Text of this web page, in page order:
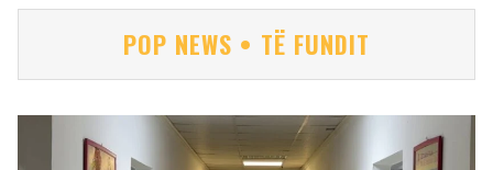
POP NEWS • TË FUNDIT